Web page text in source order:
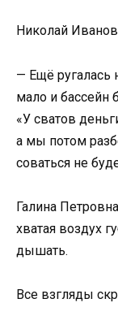
Николай
— Ещё ругалась
мало и бассейн
«У сватов
а мы потом
соваться не
Галина
хватая воздух
дышать.
Все взгляды